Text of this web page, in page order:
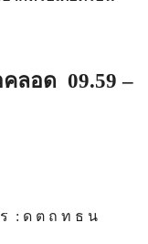
คลอด 09.59 –
: ด ต ถ ท ธ น